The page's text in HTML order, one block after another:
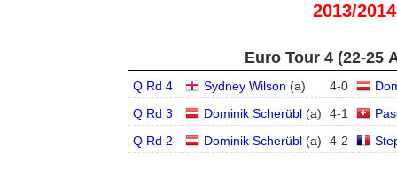
2013/2014
Euro Tour 4 (22-25
Q Rd 4 Sydney Wilson (a) 4-0
Q Rd 3
Dominik Scherübl(a) 4-1
Q Rd 2
Dominik Scherübl(a) 4-2